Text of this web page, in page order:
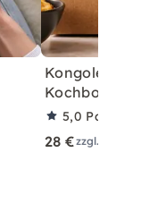
Kochbox für
5,0
28 €zzgl.